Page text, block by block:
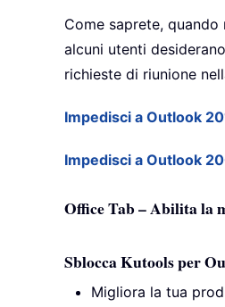
Come saprete,
alcuni utenti
richieste di riunione
Impedisci a Outlook
Impedisci a Outlook
Office Tab – Abilita la
Sblocca Kutools per
Migliora la tua